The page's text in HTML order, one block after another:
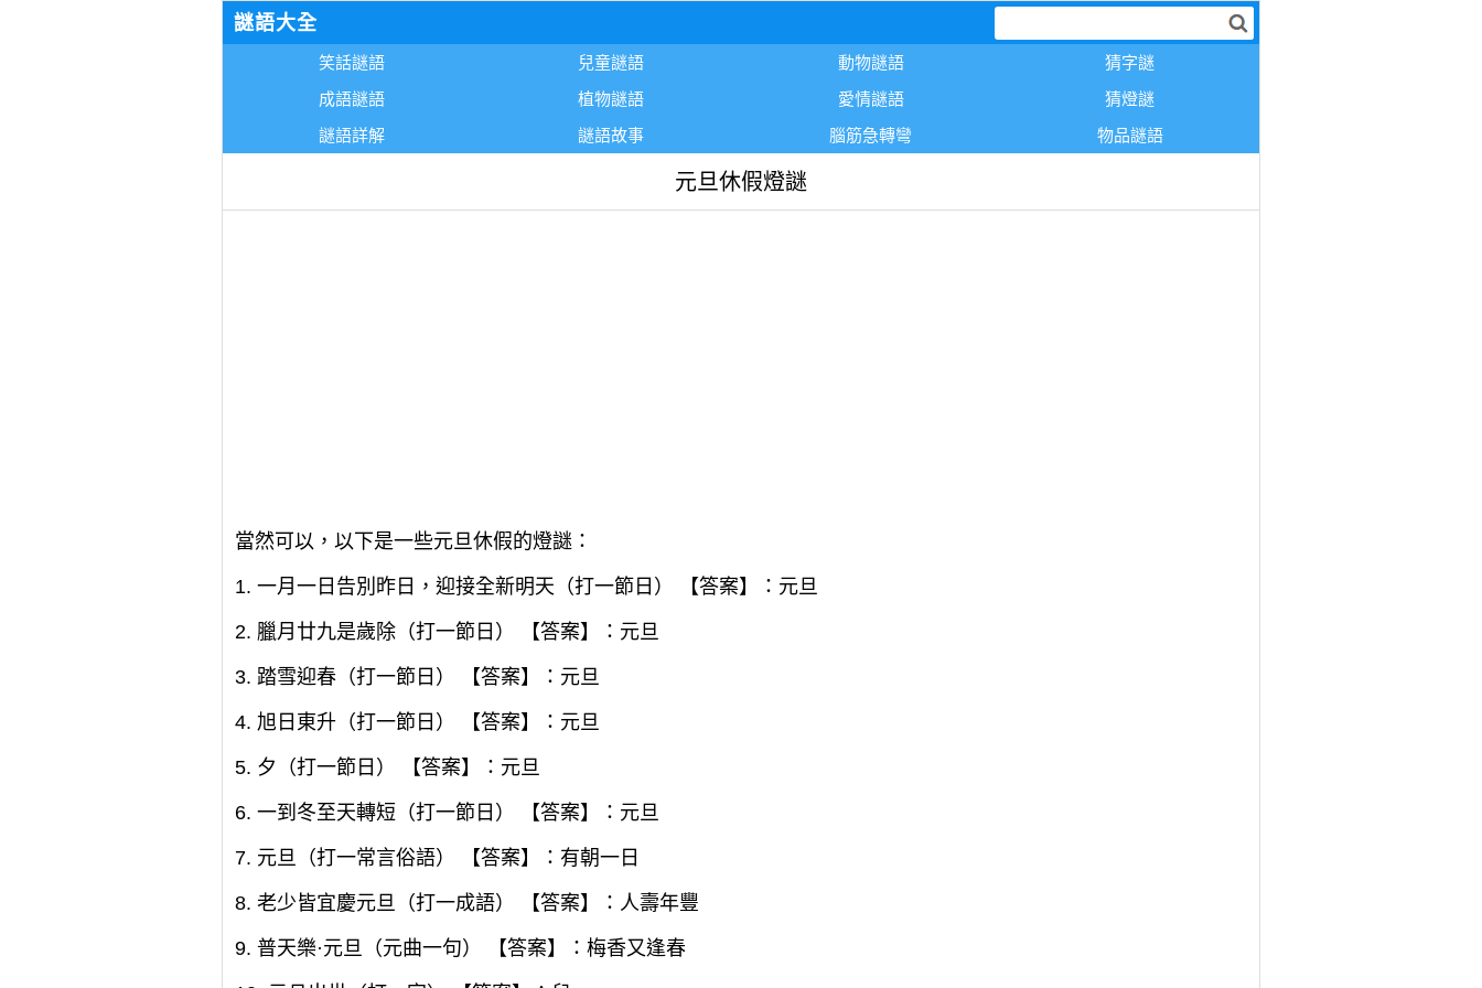
謎語大全
笑話謎語 兒童謎語 動物謎語
猜字謎
成語謎語
植物謎語 愛情謎語
猜燈謎
謎語詳解
謎語故事 腦筋急轉彎 物品謎語
元旦休假燈謎
當然可以，以下是一些元旦休假的燈謎：
1. 一月一日告別昨日，迎接全新明天（打一節日） 【答案】：元旦
2. 臘月廿九是歲除（打一節日） 【答案】：元旦
3. 踏雪迎春（打一節日） 【答案】：元旦
4. 旭日東升（打一節日） 【答案】：元旦
5. 夕（打一節日） 【答案】：元旦
6. 一到冬至天轉短（打一節日） 【答案】：元旦
7. 元旦（打一常言俗語） 【答案】：有朝一日
8. 老少皆宜慶元旦（打一成語） 【答案】：人壽年豐
9. 普天樂·元旦（元曲一句） 【答案】：梅香又逢春